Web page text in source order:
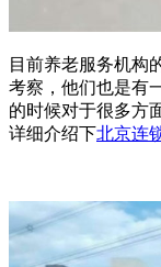
目前养老服务机构
考察，他们也是有
的时候对于很多方
详细介绍下北京连